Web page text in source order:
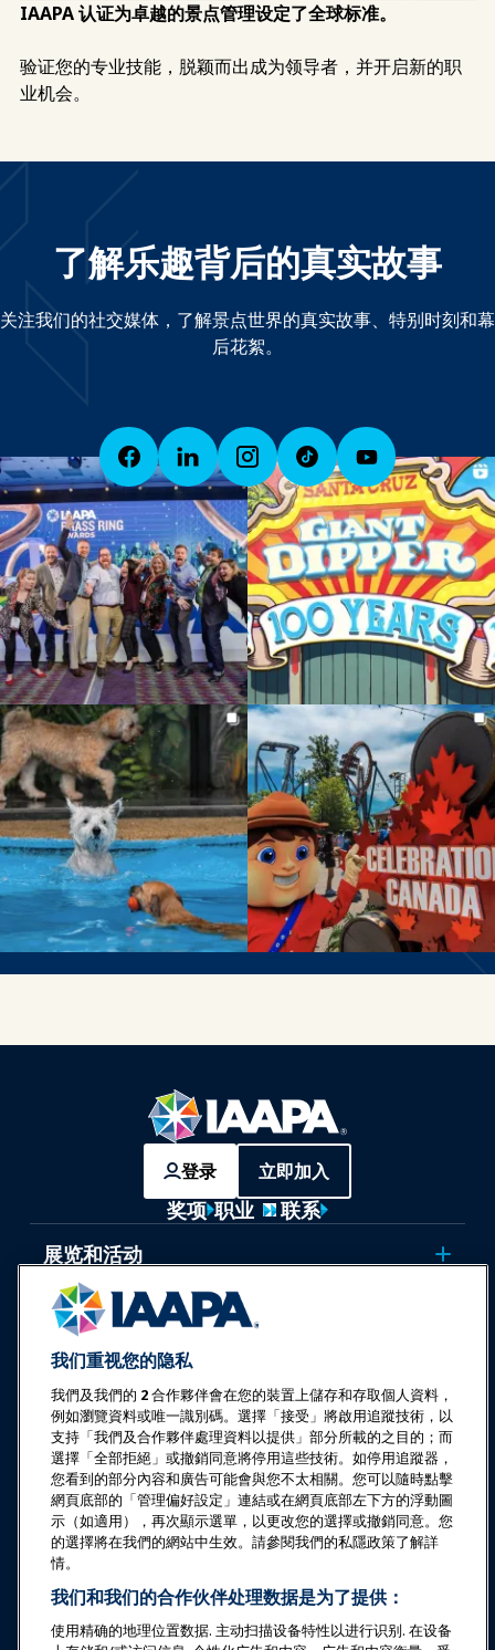
IAAPA 认证为卓越的景点管理设定了全球标准。
验证您的专业技能，脱颖而出成为领导者，并开启新的职
业机会。
了解乐趣背后的真实故事
关注我们的社交媒体，了解景点世界的真实故事、特别时刻和幕
后花絮。
登录 立即加入
奖项 职业
联系
展览和活动
新闻与乐趣世界
教育
安全与保障
倡导
研究与报告
关于IAAPA
我们重视您的隐私
我們及我們的 2合作夥伴會在您的裝置上儲存和存取個人資料，
例如瀏覽資料或唯一識別碼。選擇「接受」將啟用追蹤技術，以
支持「我們及合作夥伴處理資料以提供」部分所載的之目的；而
選擇「全部拒絕」或撤銷同意將停用這些技術。如停用追蹤器，
您看到的部分內容和廣告可能會與您不太相關。您可以隨時點擊
網頁底部的「管理偏好設定」連結或在網頁底部左下方的浮動圖
示（如適用），再次顯示選單，以更改您的選擇或撤銷同意。您
的選擇將在我們的網站中生效。請參閱我們的私隱政策了解詳
情。
我们和我们的合作伙伴处理数据是为了提供：
使用精确的地理位置数据. 主动扫描设备特性以进行识别. 在设备